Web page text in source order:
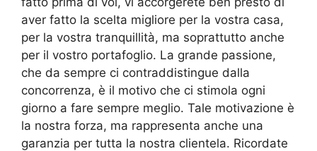
aver fatto la scelta migliore per la vostra casa,
per la vostra tranquillità, ma soprattutto anche
per il vostro portafoglio. La grande passione,
che da sempre ci contraddistingue dalla
concorrenza, è il motivo che ci stimola ogni
giorno a fare sempre meglio. Tale motivazione è
la nostra forza, ma rappresenta anche una
garanzia per tutta la nostra clientela. Ricordate